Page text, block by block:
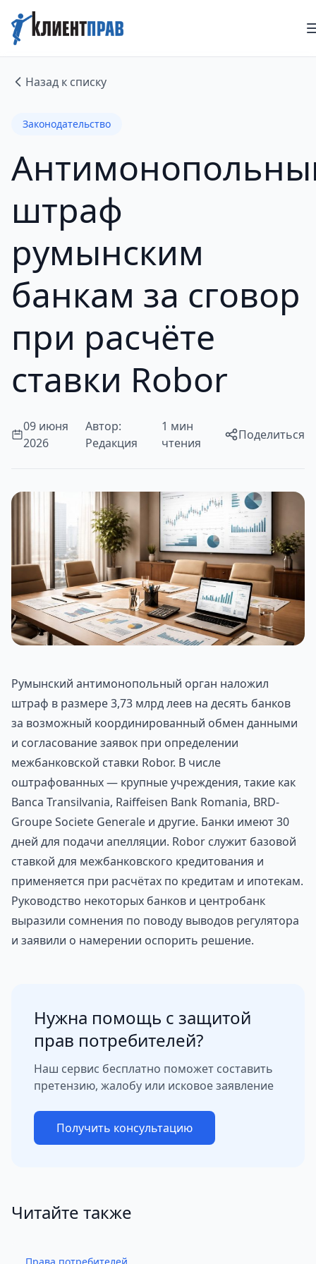
Назад к списку
Законодательство
штраф
румынским
банкам за сговор
при расчёте
ставки Robor
09 июня
2026
Автор:
Редакция
1 мин
чтения
Поделиться
Румынский антимонопольный орган наложил
штраф в размере 3,73 млрд леев на десять банков
за возможный координированный обмен данными
и согласование заявок при определении
межбанковской ставки Robor. В числе
оштрафованных — крупные учреждения, такие как
Banca Transilvania, Raiffeisen Bank Romania, BRD-
Groupe Societe Generale и другие. Банки имеют 30
дней для подачи апелляции. Robor служит базовой
ставкой для межбанковского кредитования и
применяется при расчётах по кредитам и ипотекам.
Руководство некоторых банков и центробанк
выразили сомнения по поводу выводов регулятора
и заявили о намерении оспорить решение.
Нужна помощь с защитой
прав потребителей?
Наш сервис бесплатно поможет составить
претензию, жалобу или исковое заявление
Получить консультацию
Читайте также